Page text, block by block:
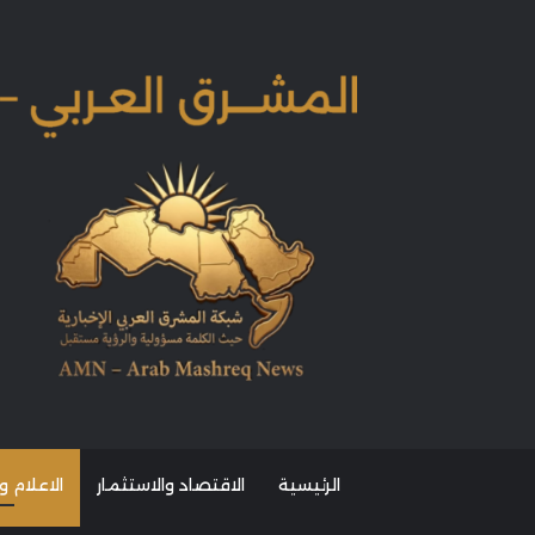
الرئيسية الاقتصاد والاستثمار الاعلام